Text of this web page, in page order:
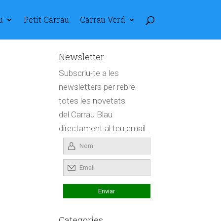
Petit Carrau Carrau Verd
Newsletter
Subscriu-te a les
newsletters per rebre
totes les novetats
del Carrau Blau
directament al teu email.